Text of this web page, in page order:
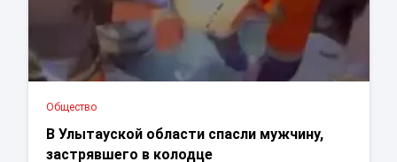
Общество
В Улытауской области спасли мужчину,
застрявшего в колодце